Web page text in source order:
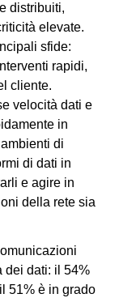
distribuiti,
elevate.
sfide:
rapidi,
cliente.
velocità dati e
in
di
di dati in
e agire in
della rete sia
dei dati: il 54%
51% è in grado